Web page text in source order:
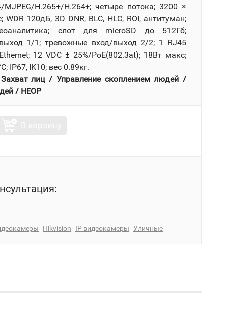
MJPEG/H.265+/H.264+; четыре потока; 3200 ×
WDR 120дБ, 3D DNR, BLC, HLC, ROI, антитуман;
слот для microSD до 512Гб;
1/1; тревожные вход/выход 2/2; 1 RJ45
12 VDC ± 25%/PoE(802.3at); 18Вт макс;
IP67, IK10; вес 0.89кг.
лиц / Управление скоплением людей /
/ HEOP
Hikvision IP видеокамеры Уличные